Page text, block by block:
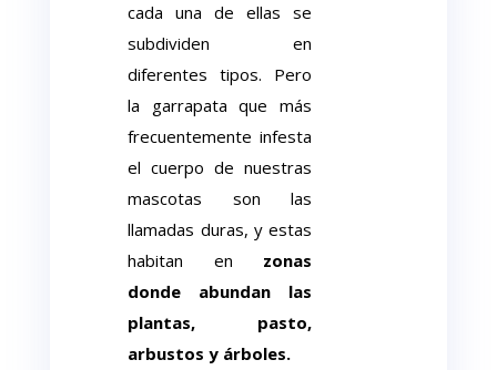
cada una de ellas se
subdividen en
diferentes tipos. Pero
la garrapata que más
frecuentemente infesta
el cuerpo de nuestras
mascotas son las
llamadas duras, y estas
habitan en zonas
donde abundan las
plantas, pasto,
arbustos y árboles.